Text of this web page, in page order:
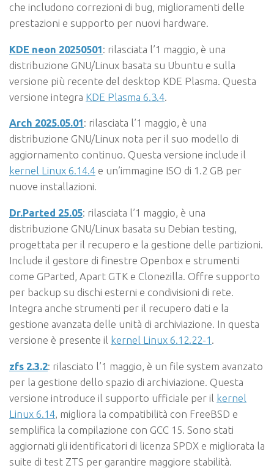
che includono correzioni di bug, miglioramenti delle
prestazioni e supporto per nuovi hardware.
KDE neon 20250501: rilasciata l’1 maggio, è una
distribuzione GNU/Linux basata su Ubuntu e sulla
versione più recente del desktop KDE Plasma. Questa
versione integra KDE Plasma 6.3.4
Arch 2025.05.01: rilasciata l’1 maggio, è una
distribuzione GNU/Linux nota per il suo modello di
aggiornamento continuo. Questa versione include il
kernel Linux 6.14.4 e un’immagine ISO di 1.2 GB per
nuove installazioni.
Dr.Parted 25.05: rilasciata l’1 maggio, è una
distribuzione GNU/Linux basata su Debian testing,
progettata per il recupero e la gestione delle partizioni.
Include il gestore di finestre Openbox e strumenti
come GParted, Apart GTK e Clonezilla. Offre supporto
per backup su dischi esterni e condivisioni di rete.
Integra anche strumenti per il recupero dati e la
gestione avanzata delle unità di archiviazione. In questa
versione è presente il kernel Linux 6.12.22-1 .
zfs 2.3.2: rilasciato l’1 maggio, è un file system avanzato
per la gestione dello spazio di archiviazione. Questa
versione introduce il supporto ufficiale per il kernel
Linux 6.14 , migliora la compatibilità con FreeBSD e
semplifica la compilazione con GCC 15. Sono stati
aggiornati gli identificatori di licenza SPDX e migliorata la
suite di test ZTS per garantire maggiore stabilità.